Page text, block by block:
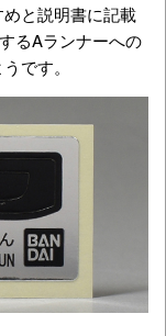
と説明書に記載
るAランナーへの
です。